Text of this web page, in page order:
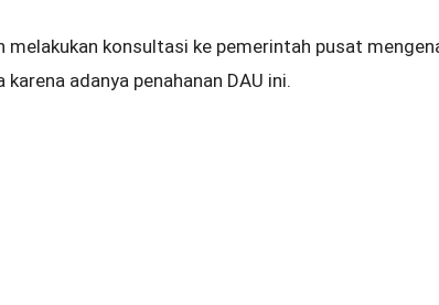
melakukan konsultasi ke pemerintah pusat
adanya penahanan DAU ini.